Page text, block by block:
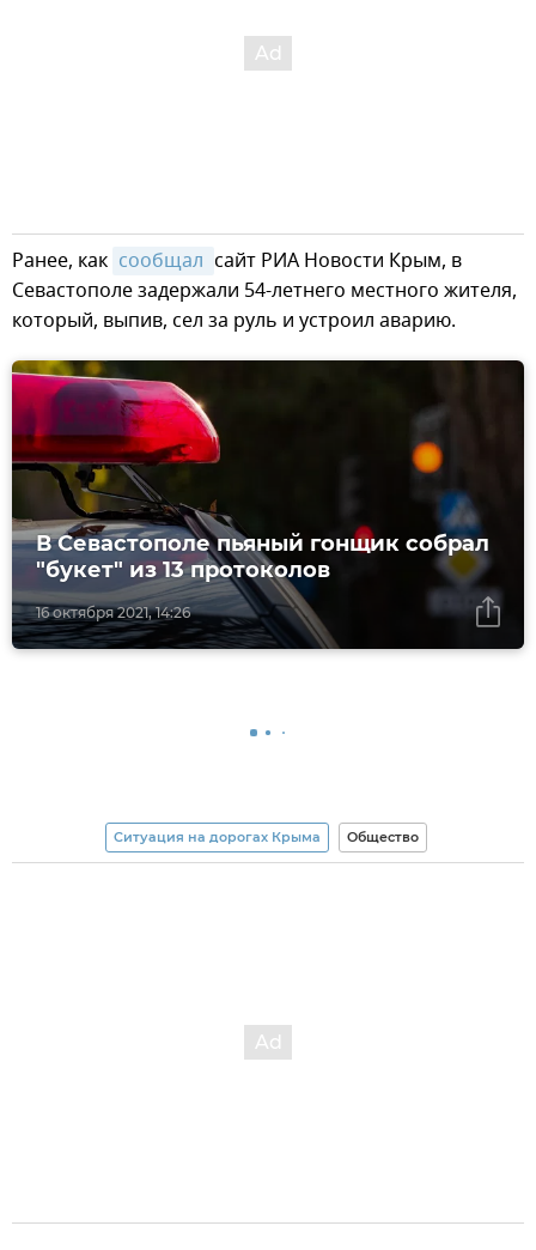
Ранее, как сообщал сайт РИА Новости Крым, в
Севастополе задержали 54-летнего местного жителя,
который, выпив, сел за руль и устроил аварию.
16 октября 2021, 14:26
В Севастополе пьяный гонщик собрал
"букет" из 13 протоколов
Ситуация на дорогах Крыма Общество